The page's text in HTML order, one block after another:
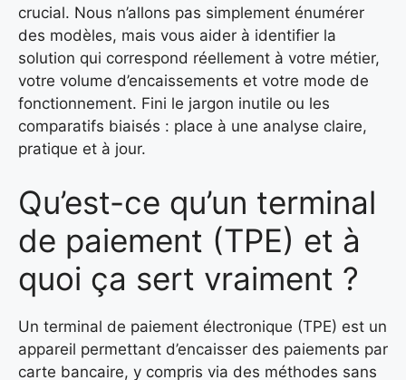
crucial. Nous n’allons pas simplement énumérer
des modèles, mais vous aider à identifier la
solution qui correspond réellement à votre métier,
votre volume d’encaissements et votre mode de
fonctionnement. Fini le jargon inutile ou les
comparatifs biaisés : place à une analyse claire,
pratique et à jour.
Qu’est-ce qu’un terminal
de paiement (TPE) et à
quoi ça sert vraiment ?
Un terminal de paiement électronique (TPE) est un
appareil permettant d’encaisser des paiements par
carte bancaire, y compris via des méthodes sans